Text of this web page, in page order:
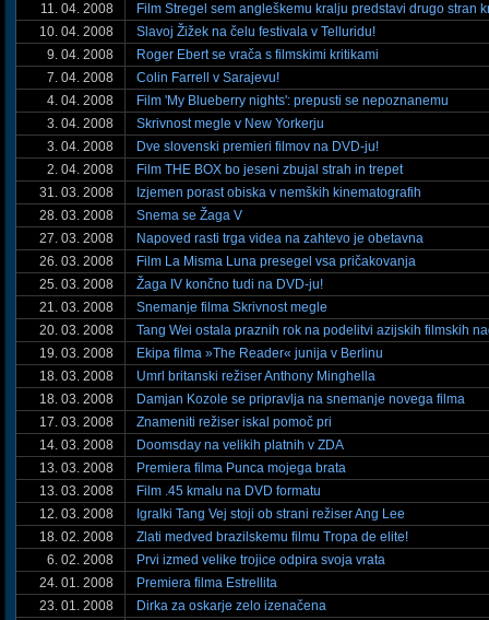
11. 04. 2008
Film Stregel sem angleškemu kralju predstavi drugo stran
10. 04. 2008
Slavoj Žižek na čelu festivala v Telluridu!
9. 04. 2008
Roger Ebert se vrača s filmskimi kritikami
7. 04. 2008
Colin Farrell v Sarajevu!
4. 04. 2008
Film 'My Blueberry nights': prepusti se nepoznanemu
3. 04. 2008
Skrivnost megle v New Yorkerju
3. 04. 2008
Dve slovenski premieri filmov na DVD-ju!
2. 04. 2008
Film THE BOX bo jeseni zbujal strah in trepet
31. 03. 2008
Izjemen porast obiska v nemških kinematografih
28. 03. 2008
Snema se Žaga V
27. 03. 2008
Napoved rasti trga videa na zahtevo je obetavna
26. 03. 2008
Film La Misma Luna presegel vsa pričakovanja
25. 03. 2008
Žaga IV končno tudi na DVD-ju!
21. 03. 2008
Snemanje filma Skrivnost megle
20. 03. 2008
Tang Wei ostala praznih rok na podelitvi azijskih filmskih
19. 03. 2008
Ekipa filma »The Reader« junija v Berlinu
18. 03. 2008
Umrl britanski režiser Anthony Minghella
18. 03. 2008
Damjan Kozole se pripravlja na snemanje novega filma
17. 03. 2008
Znameniti režiser iskal pomoč pri
14. 03. 2008
Doomsday na velikih platnih v ZDA
13. 03. 2008
Premiera filma Punca mojega brata
13. 03. 2008
Film .45 kmalu na DVD formatu
12. 03. 2008
Igralki Tang Vej stoji ob strani režiser Ang Lee
18. 02. 2008
Zlati medved brazilskemu filmu Tropa de elite!
6. 02. 2008
Prvi izmed velike trojice odpira svoja vrata
24. 01. 2008
Premiera filma Estrellita
23. 01. 2008
Dirka za oskarje zelo izenačena